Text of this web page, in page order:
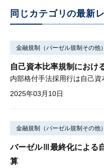
同じカテゴリの最新
金融規制（バーゼル規制その他）
自己資本比率規制におけ
内部格付手法採用行は自己
2025年03月10日
金融規制（バーゼル規制その他）
バーゼルⅢ最終化による
算